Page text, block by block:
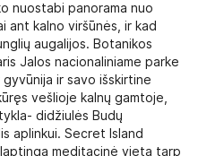
nuostabi panorama nuo
ant kalno viršūnės, ir kad
augalijos. Botanikos
Jalos nacionaliniame parke
ir savo išskirtine
vešlioje kalnų gamtoje,
didžiulės Budų
aplinkui. Secret Island
meditacinė vieta tarp